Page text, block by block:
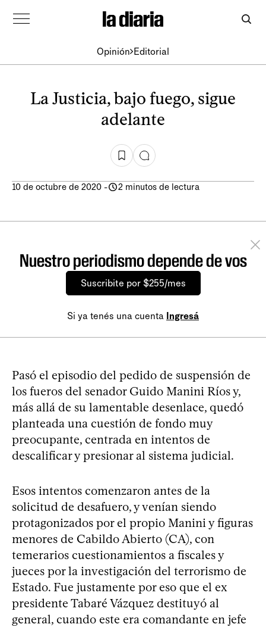
Opinión Editorial
La Justicia, bajo fuego, sigue
adelante
10 de octubre de 2020 - 2 minutos de lectura
Nuestro periodismo depende de vos
Suscribite por $255/mes
Si ya tenés una cuenta Ingresá
Pasó el episodio del pedido de suspensión de
los fueros del senador Guido Manini Ríos y,
más allá de su lamentable desenlace, quedó
planteada una cuestión de fondo muy
preocupante, centrada en intentos de
descalificar y presionar al sistema judicial.
Esos intentos comenzaron antes de la
solicitud de desafuero, y venían siendo
protagonizados por el propio Manini y figuras
menores de Cabildo Abierto (CA), con
temerarios cuestionamientos a fiscales y
jueces por la investigación del terrorismo de
Estado. Fue justamente por eso que el ex
presidente Tabaré Vázquez destituyó al
general, cuando este era comandante en jefe